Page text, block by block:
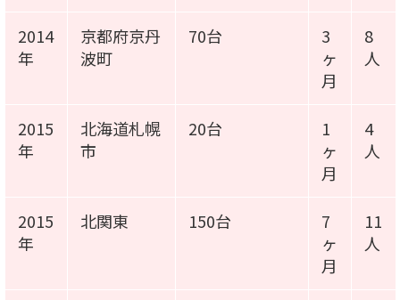
2014
年
京都府京丹
波町
70台
3
ヶ
月
8
人
2015
年
北海道札幌
市
20台
1
ヶ
月
4
人
2015
年
北関東 150台
7
ヶ
月
11
人